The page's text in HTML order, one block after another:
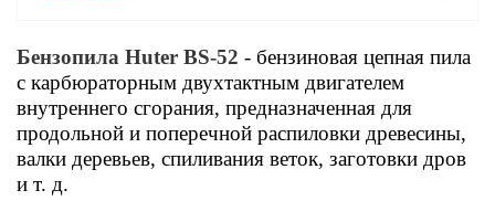
Бензопила Huter BS-52 - бензиновая цепная пила
с карбюраторным двухтактным двигателем
внутреннего сгорания, предназначенная для
продольной и поперечной распиловки древесины,
валки деревьев, спиливания веток, заготовки дров
и т. д.